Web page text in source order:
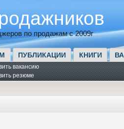
по продажам с 2009г
ПУБЛИКАЦИИ КНИГИ
вакансию
резюме